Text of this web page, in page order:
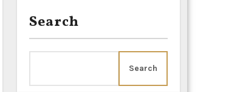
Search
Search